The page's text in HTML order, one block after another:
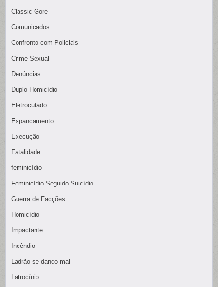
Classic Gore
Comunicados
Confronto com Policiais
Crime Sexual
Denúncias
Duplo Homicídio
Eletrocutado
Espancamento
Execução
Fatalidade
feminicídio
Feminicídio Seguido Suicídio
Guerra de Facções
Homicídio
Impactante
Incêndio
Ladrão se dando mal
Latrocínio